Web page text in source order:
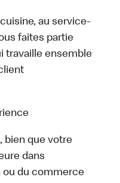
au service-
faites partie
travaille ensemble
bien que votre
dans
ou du commerce